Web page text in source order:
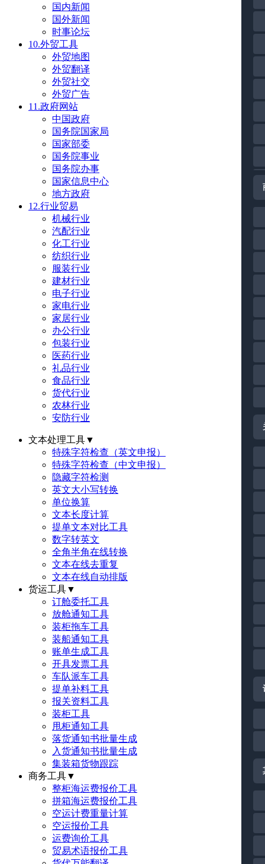
国内新闻
国外新闻
时事论坛
10.外贸工具
外贸地图
外贸翻译
外贸社交
外贸广告
11.政府网站
中国政府
国务院国家局
国家部委
国务院事业
国务院办事
国家信息中心
地方政府
12.行业贸易
机械行业
汽配行业
化工行业
纺织行业
服装行业
建材行业
电子行业
家电行业
家居行业
办公行业
包装行业
医药行业
礼品行业
食品行业
货代行业
农林行业
安防行业
文本处理工具▼
特殊字符检查（英文申报）
特殊字符检查（中文申报）
隐藏字符检测
英文大小写转换
单位换算
文本长度计算
提单文本对比工具
数字转英文
全角半角在线转换
文本在线去重复
文本在线自动排版
货运工具▼
订舱委托工具
放舱通知工具
装柜拖车工具
装船通知工具
账单生成工具
开具发票工具
车队派车工具
提单补料工具
报关资料工具
装柜工具
甩柜通知工具
落货通知书批量生成
入货通知书批量生成
集装箱货物跟踪
商务工具▼
整柜海运费报价工具
拼箱海运费报价工具
空运计费重量计算
空运报价工具
运费询价工具
贸易术语报价工具